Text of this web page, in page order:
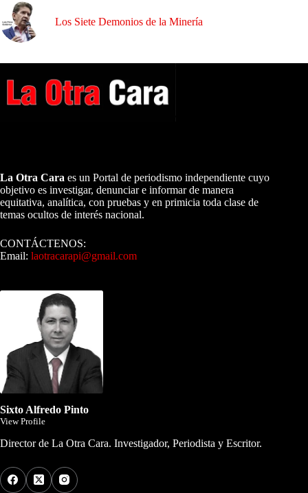
Los Siete Demonios de la Minería
La Otra Cara es un Portal de periodismo independiente cuyo
objetivo es investigar, denunciar e informar de manera
equitativa, analítica, con pruebas y en primicia toda clase de
temas ocultos de interés nacional.
CONTÁCTENOS:
Email: laotracarapi@gmail.com
Sixto Alfredo Pinto
View Profile
Director de La Otra Cara. Investigador, Periodista y Escritor.